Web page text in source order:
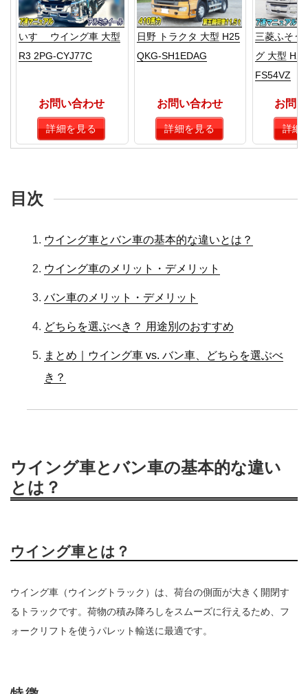
いすゞ ウイング車 大型
R3 2PG-CYJ77C
お問い合わせ
詳細を見る
日野 トラクタ 大型 H25
QKG-SH1EDAG
お問い合わせ
詳細を見る
三菱ふそう
グ 大型
FS54VZ
お問
詳細
目次
ウイング車とバン車の基本的な違いとは？
ウイング車のメリット・デメリット
バン車のメリット・デメリット
どちらを選ぶべき？ 用途別のおすすめ
まとめ｜ウイング車 vs. バン車、どちらを選ぶべ
き？
ウイング車とバン車の基本的な違い
とは？
ウイング車とは？
ウイング車（ウイングトラック）は、荷台の側面が大きく開閉す
るトラックです。荷物の積み降ろしをスムーズに行えるため、フ
ォークリフトを使うパレット輸送に最適です。